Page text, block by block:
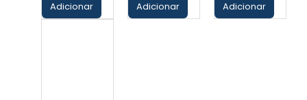
Adicionar Adicionar Adicionar